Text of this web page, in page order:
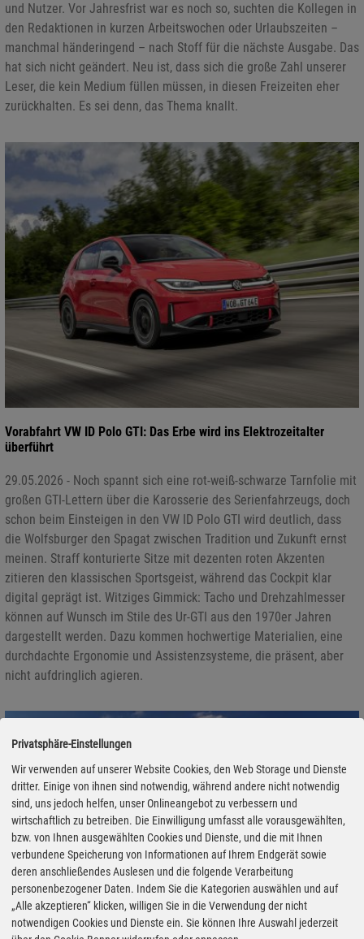
und Nutzer. Vor Jahresfrist war es noch so, suchten die Kollegen in
den Redaktionen in kurzen Arbeitswochen oder Urlaubszeiten –
manchmal händeringend – nach Stoff für die nächste Ausgabe. Das
hat sich nicht geändert. Neu ist, dass sich die große Zahl unserer
Leser, die kein Medium füllen müssen, in diesen Freizeiten eher
zurückhalten. Es sei denn, das Thema knallt.
Vorabfahrt VW ID Polo GTI: Das Erbe wird ins Elektrozeitalter
überführt
29.05.2026 - Noch spannt sich eine rot-weiß-schwarze Tarnfolie mit
großen GTI-Lettern über die Karosserie des Serienfahrzeugs, doch
schon beim Einsteigen in den VW ID Polo GTI wird deutlich, dass
die Wolfsburger den Spagat zwischen Tradition und Zukunft ernst
meinen. Straff konturierte Sitze mit dezenten roten Akzenten
zitieren den klassischen Sportsgeist, während das Cockpit klar
digital geprägt ist. Witziges Gimmick: Tacho und Drehzahlmesser
können auf Wunsch im Stile des Ur-GTI aus den 1970er Jahren
dargestellt werden. Dazu kommen hochwertige Materialien, eine
durchdachte Ergonomie und Assistenzsysteme, die präsent, aber
nicht aufdringlich agieren.
Privatsphäre-Einstellungen
Wir verwenden auf unserer Website Cookies, den Web Storage und Dienste
dritter. Einige von ihnen sind notwendig, während andere nicht notwendig
sind, uns jedoch helfen, unser Onlineangebot zu verbessern und
wirtschaftlich zu betreiben. Die Einwilligung umfasst alle vorausgewählten,
bzw. von Ihnen ausgewählten Cookies und Dienste, und die mit Ihnen
verbundene Speicherung von Informationen auf Ihrem Endgerät sowie
deren anschließendes Auslesen und die folgende Verarbeitung
personenbezogener Daten. Indem Sie die Kategorien auswählen und auf
„Alle akzeptieren“ klicken, willigen Sie in die Verwendung der nicht
notwendigen Cookies und Dienste ein. Sie können Ihre Auswahl jederzeit